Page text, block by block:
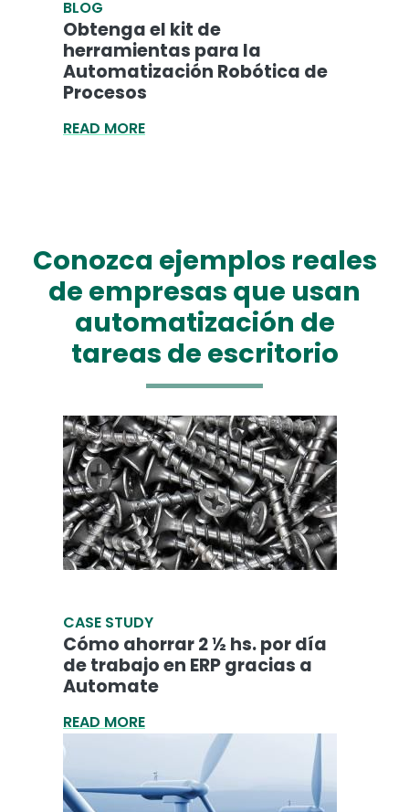
BLOG
Obtenga el kit de
herramientas para la
Automatización Robótica de
Procesos
READ MORE
Conozca ejemplos reales
de empresas que usan
automatización de
tareas de escritorio
CASE STUDY
Cómo ahorrar 2 ½ hs. por día
de trabajo en ERP gracias a
Automate
READ MORE